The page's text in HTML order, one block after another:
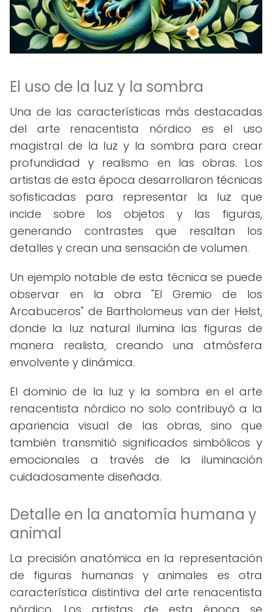
El uso de la luz y la sombra
Una de las características más destacadas
del arte renacentista nórdico es el uso
magistral de la luz y la sombra para crear
profundidad y realismo en las obras. Los
artistas de esta época desarrollaron técnicas
sofisticadas para representar la luz que
incide sobre los objetos y las figuras,
generando contrastes que resaltan los
detalles y crean una sensación de volumen.
Un ejemplo notable de esta técnica se puede
observar en la obra "El Gremio de los
Arcabuceros" de Bartholomeus van der Helst,
donde la luz natural ilumina las figuras de
manera realista, creando una atmósfera
envolvente y dinámica.
El dominio de la luz y la sombra en el arte
renacentista nórdico no solo contribuyó a la
apariencia visual de las obras, sino que
también transmitió significados simbólicos y
emocionales a través de la iluminación
cuidadosamente diseñada.
Detalle en la anatomía humana y
animal
La precisión anatómica en la representación
de figuras humanas y animales es otra
característica distintiva del arte renacentista